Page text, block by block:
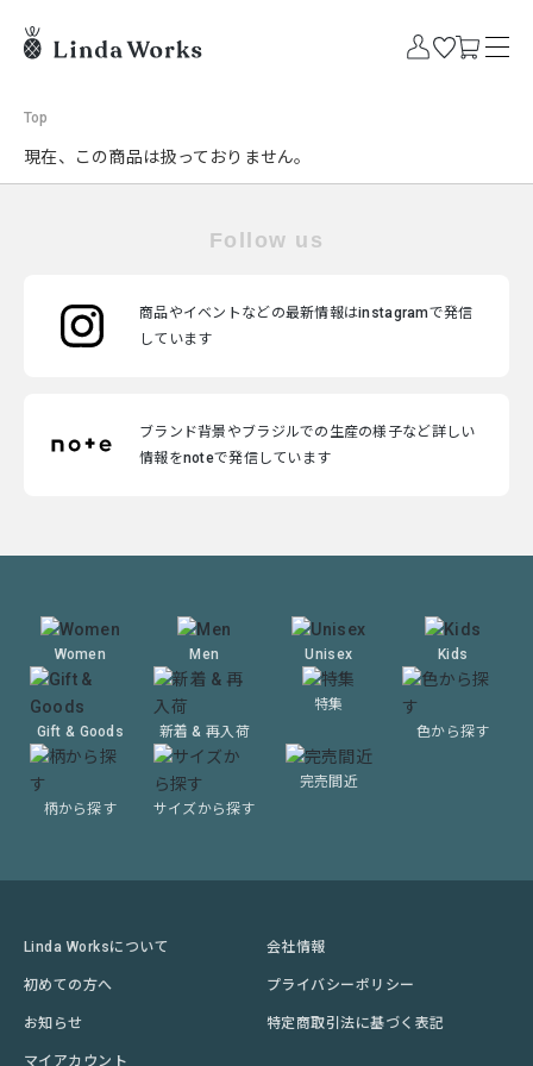
Top
現在、この商品は扱っておりません。
Follow us
商品やイベントなどの最新情報はinstagramで発信
しています
ブランド背景やブラジルでの生産の様子など詳しい
情報をnoteで発信しています
Women Men Unisex Kids
Gift & Goods 新着 & 再入荷
特集
色から探す
柄から探す サイズから探す
完売間近
Linda Worksについて
初めての方へ
お知らせ
マイアカウント
会社情報
プライバシーポリシー
特定商取引法に基づく表記